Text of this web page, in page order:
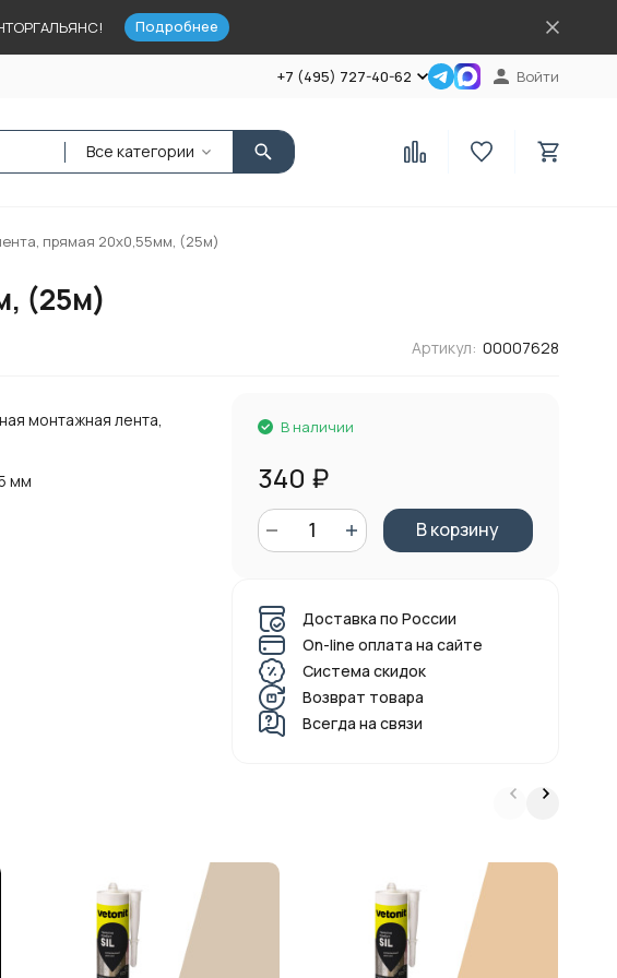
Подробнее
+7 (495) 727-40-62 Войти
Все категории
прямая 20х0,55мм, (25м)
(25м)
Артикул: 00007628
монтажная лента,
мм
В наличии
340 ₽
В корзину
Доставка по России
On-line оплата на сайте
Система скидок
Возврат товара
Всегда на связи